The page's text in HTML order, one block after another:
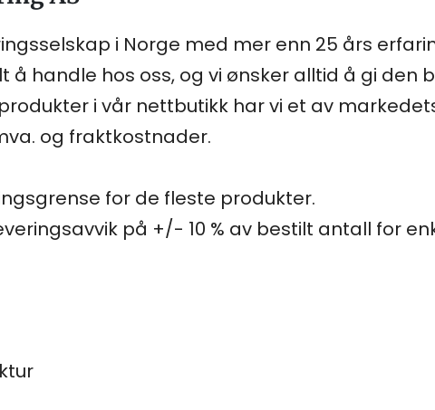
i Norge med mer enn 25 års
handle hos oss, og vi ønsker alltid å gi den
i vår nettbutikk har vi et av
og fraktkostnader.
for de fleste produkter.
på +/- 10 % av bestilt antall for